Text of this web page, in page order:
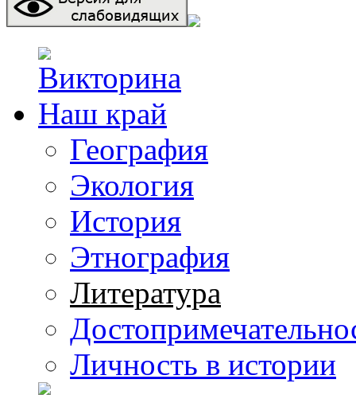
География
Экология
История
Этнография
Литература
Личность в истории